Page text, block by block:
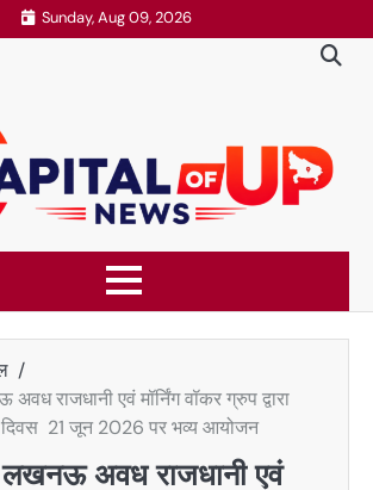
Sunday, Aug 09, 2026
राजधानी एवं मॉर्निंग वॉकर ग्रुप द्वारा
दिवस 21 जून 2026 पर भव्य आयोजन
लखनऊ अवध राजधानी एवं